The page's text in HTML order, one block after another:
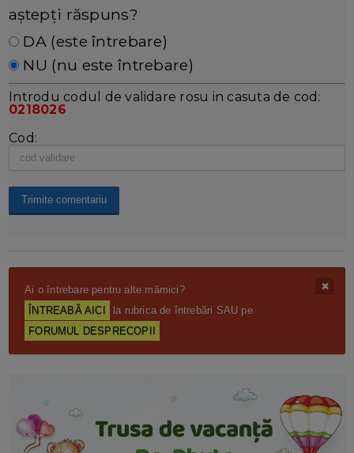
aștepți răspuns?
DA (este întrebare)
NU (nu este întrebare)
Introdu codul de validare rosu in casuta de cod:
0218026
Cod:
Ai o întrebare pentru alte mămici?
ÎNTREABĂ AICI
la rubrica de întrebări SAU pe
FORUMUL DESPRECOPII